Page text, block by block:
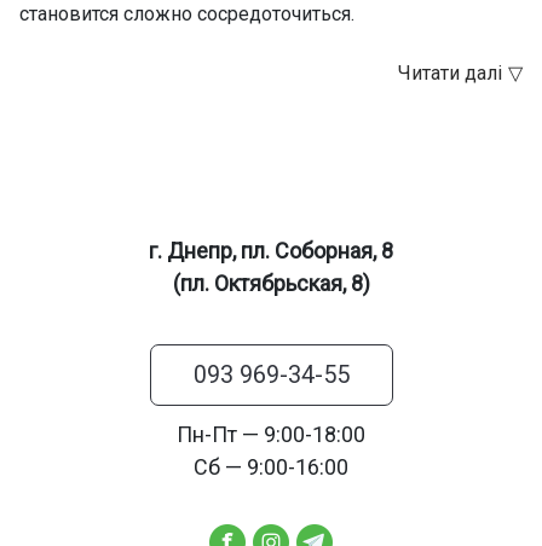
становится сложно сосредоточиться.
г. Днепр, пл. Соборная, 8
(пл. Октябрьская, 8)
093 969-34-55
Пн-Пт — 9:00-18:00
Сб — 9:00-16:00